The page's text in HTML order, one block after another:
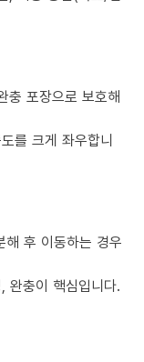
충 포장으로 보호해
를 크게 좌우합니
후 이동하는 경우
완충이 핵심입니다.